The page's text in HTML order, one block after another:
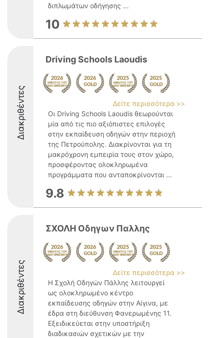
διπλωμάτων οδήγησης ...
10
Διακριθέντες
Driving Schools Laoudis
Δείτε περισσότερα >>
Οι Driving Schools Laoudis θεωρούνται
μία από τις πιο αξιόπιστες επιλογές
στην εκπαίδευση οδηγών στην περιοχή
της Πετρούπολης. Διακρίνονται για τη
μακρόχρονη εμπειρία τους στον χώρο,
προσφέροντας ολοκληρωμένα
προγράμματα που ανταποκρίνονται ...
9.8
Διακριθέντες
ΣΧΟΛΗ Οδηγων Παλλης
Δείτε περισσότερα >>
Η Σχολή Οδηγών Πάλλης λειτουργεί
ως ολοκληρωμένο κέντρο
εκπαίδευσης οδηγών στην Αίγινα, με
έδρα στη διεύθυνση Φανερωμένης 11.
Εξειδικεύεται στην υποστήριξη
διαδικασιών σχετικών με την